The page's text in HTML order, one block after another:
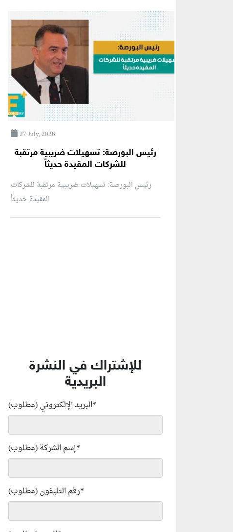
27 July, 2026
رئيس البورصة: تسهيلات ضريبية مرتقبة
للشركات المقيدة حديثاً
رئيس البورصة: تسهيلات ضريبية مرتقبة للشركات
للإشتراك في النشرة
البريدية
البريد الإلكتروني (مطلوب)*
إسم الشركة (مطلوب)*
رقم التليفون (مطلوب)*